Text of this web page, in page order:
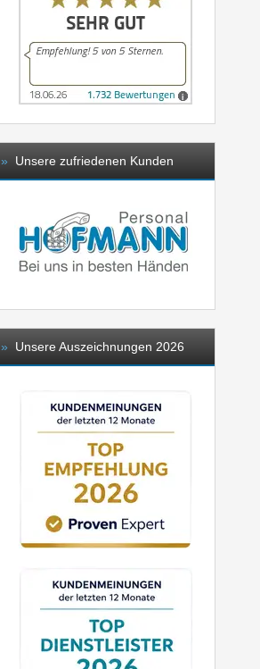
» Unsere zufriedenen Kunden
» Unsere Auszeichnungen 2026